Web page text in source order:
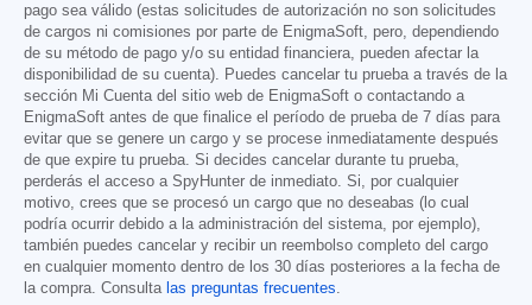
pago sea válido (estas solicitudes de autorización no son solicitudes
de cargos ni comisiones por parte de EnigmaSoft, pero, dependiendo
de su método de pago y/o su entidad financiera, pueden afectar la
disponibilidad de su cuenta). Puedes cancelar tu prueba a través de la
sección Mi Cuenta del sitio web de EnigmaSoft o contactando a
EnigmaSoft antes de que finalice el período de prueba de 7 días para
evitar que se genere un cargo y se procese inmediatamente después
de que expire tu prueba. Si decides cancelar durante tu prueba,
perderás el acceso a SpyHunter de inmediato. Si, por cualquier
motivo, crees que se procesó un cargo que no deseabas (lo cual
podría ocurrir debido a la administración del sistema, por ejemplo),
también puedes cancelar y recibir un reembolso completo del cargo
en cualquier momento dentro de los 30 días posteriores a la fecha de
la compra. Consulta las preguntas frecuentes